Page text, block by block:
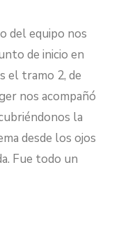
del equipo nos
de inicio en
el tramo 2, de
nos acompañó
la
desde los ojos
Fue todo un